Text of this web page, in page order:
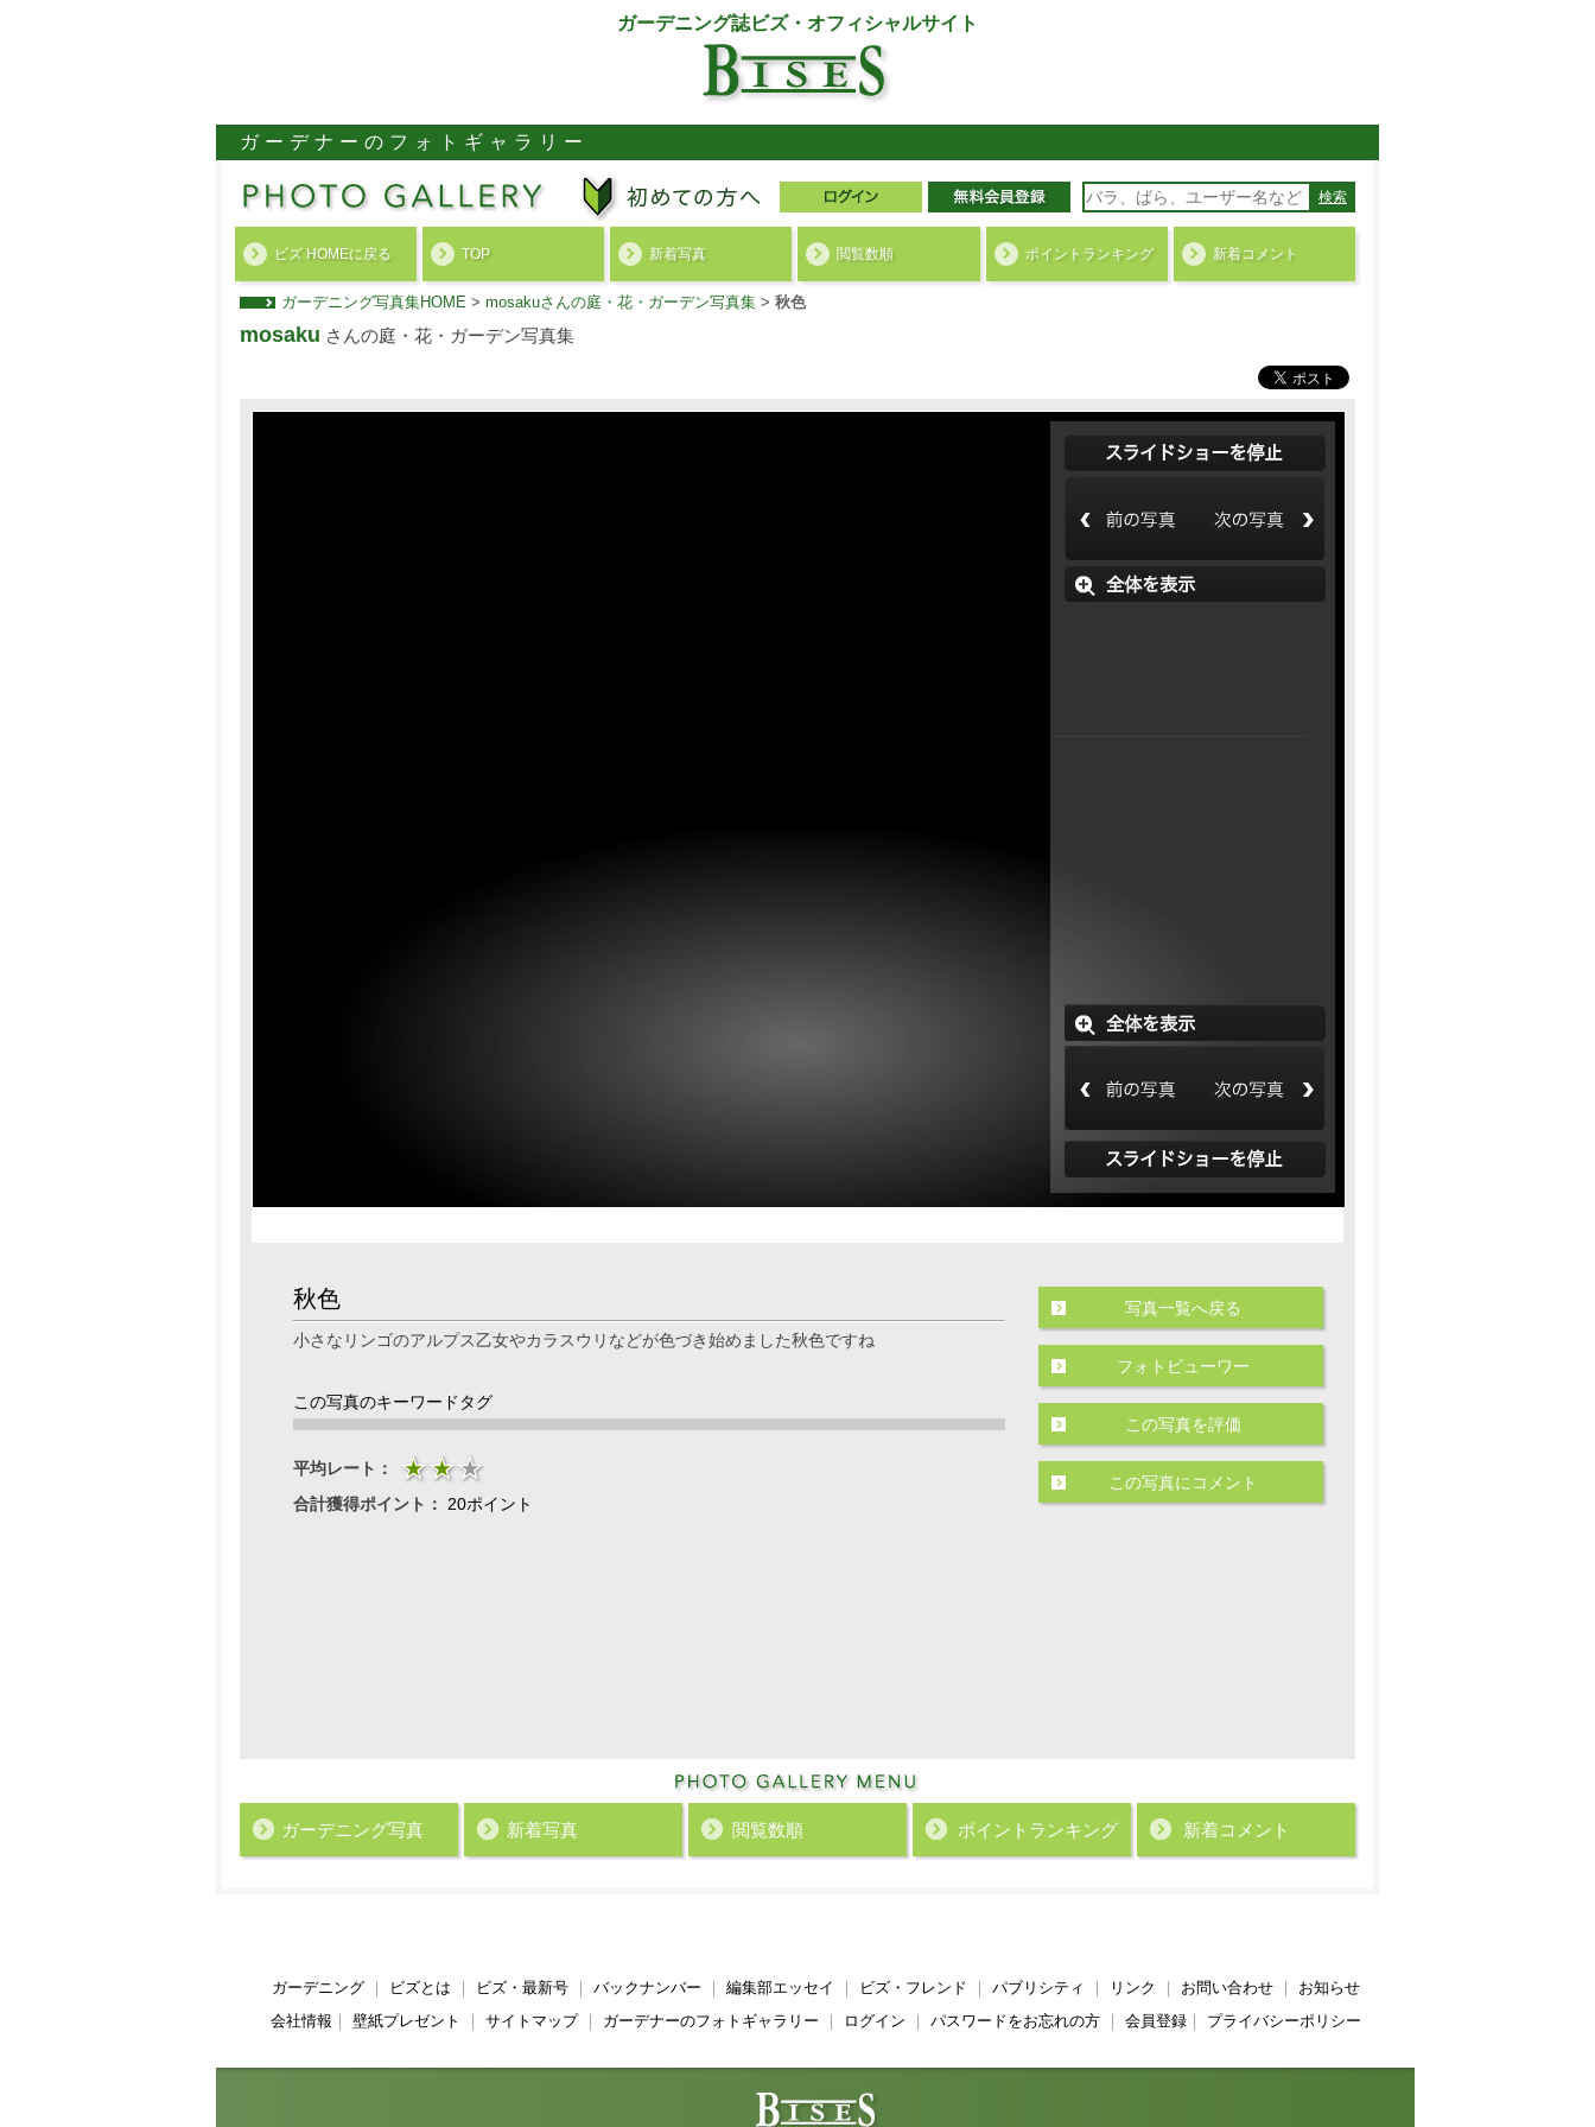
ガーデニング誌ビズ・オフィシャルサイト
ガーデナーのフォトギャラリー
検索
ビズ HOMEに戻る TOP 新着写真 閲覧数順 ポイント ランキング 新着コメント
ガーデニング写真集HOME > mosakuさんの庭・花・ガーデン写真集 > 秋色
mosaku さんの庭・花・ガーデン写真集
秋色
小さなリンゴのアルプス乙女やカラスウリなどが色づき始めました秋色ですね
この写真のキーワードタグ
平均レート：
合計獲得ポイント： 20ポイント
写真一覧へ戻る
フォトビューワー
この写真を評価
この写真にコメント
ガーデニング写真 新着写真 閲覧数順 ポイント ランキング 新着コメント
ガーデニング｜ ビズとは ビズ・最新号｜ バックナンバー 編集部エッセイ ビズ・フレンド パブリシティ リンク お問い合わせ｜ お知らせ
会社情報
壁紙プレゼント サイトマップ｜ ガーデナーのフォトギャラリー ログイン パスワードをお忘れの方｜ 会員登録｜ プライバシーポリシー